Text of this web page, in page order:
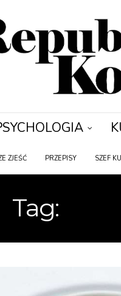
ZJEŚĆ PRZEPISY SZEF
Tag: